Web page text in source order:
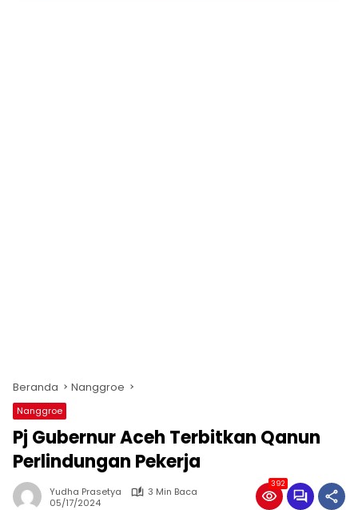
Beranda Nanggroe
Nanggroe
Pj Gubernur Aceh Terbitkan Qanun
Perlindungan Pekerja
Yudha Prasetya
3 Min Baca
05/17/2024
392